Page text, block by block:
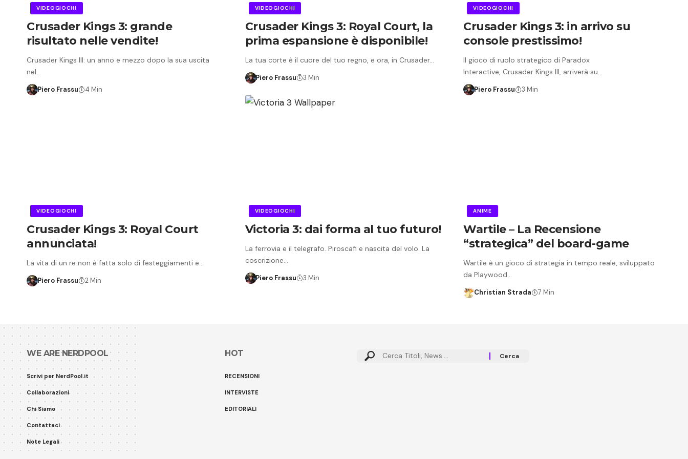
VIDEOGIOCHI
Crusader Kings 3: grande
risultato nelle vendite!
Crusader Kings III: un anno e mezzo dopo la sua uscita
nel…
Piero Frassu 4 Min
VIDEOGIOCHI
Crusader Kings 3: Royal Court, la
prima espansione è disponibile!
La tua corte è il cuore del tuo regno, e ora, in Crusader…
Piero Frassu 3 Min
VIDEOGIOCHI
Crusader Kings 3: in arrivo su
console prestissimo!
Il gioco di ruolo strategico di Paradox
Interactive, Crusader Kings III, arriverà su…
Piero Frassu 3 Min
VIDEOGIOCHI
Crusader Kings 3: Royal Court
annunciata!
La vita di un re non è fatta solo di festeggiamenti e…
Piero Frassu 2 Min
VIDEOGIOCHI
Victoria 3: dai forma al tuo futuro!
La ferrovia e il telegrafo. Piroscafi e nascita del volo. La
coscrizione…
Piero Frassu 3 Min
ANIME
Wartile – La Recensione
“strategica” del board-game
Wartile è un gioco di strategia in tempo reale, sviluppato
da Playwood…
Christian Strada 7 Min
WE ARE NERDPOOL
Scrivi per NerdPool.it
Collaborazioni
Chi Siamo
Contattaci
Note Legali
HOT
RECENSIONI
INTERVISTE
EDITORIALI
Cerca: